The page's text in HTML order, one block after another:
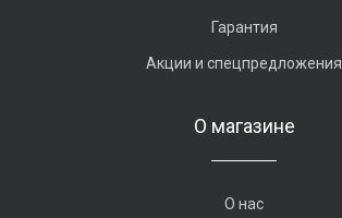
Гарантия
Акции и спецпредложения
О магазине
О нас